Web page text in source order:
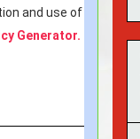
and use of
Generator.